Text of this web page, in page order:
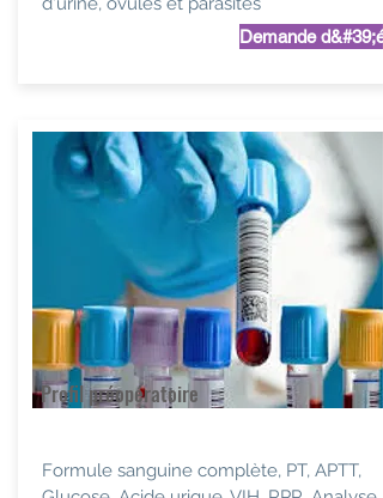
Demande
Profil préopératoire
Formule sanguine complète, PT, APTT,